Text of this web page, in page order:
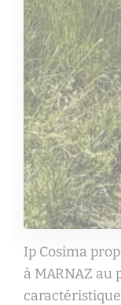
Ip Cosima
à MARNAZ au